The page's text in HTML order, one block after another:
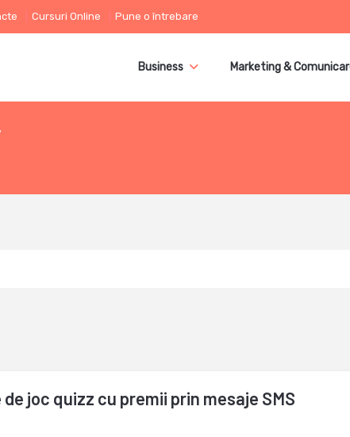
Cursuri Online Pune o întrebare
Business Marketing &
joc quizz cu premii prin mesaje SMS